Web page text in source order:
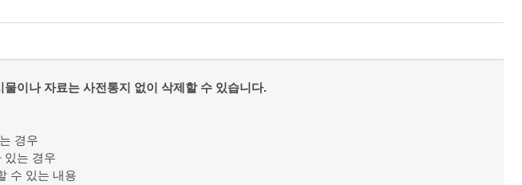
이나 자료는 사전통지 없이 삭제할 수 있습니다.
경우
있는 경우
수 있는 내용